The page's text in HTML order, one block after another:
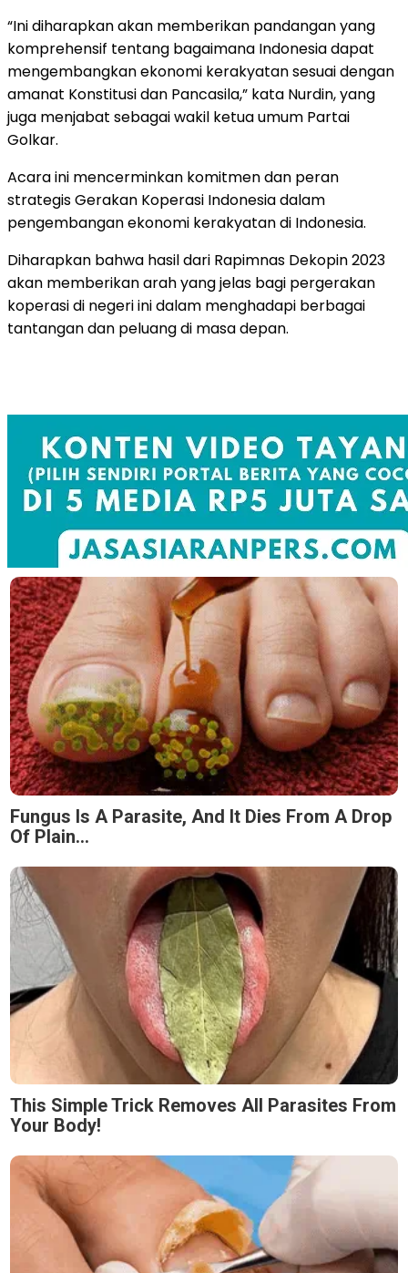
“Ini diharapkan akan memberikan pandangan yang
komprehensif tentang bagaimana Indonesia dapat
mengembangkan ekonomi kerakyatan sesuai dengan
amanat Konstitusi dan Pancasila,” kata Nurdin, yang
juga menjabat sebagai wakil ketua umum Partai
Golkar.
Acara ini mencerminkan komitmen dan peran
strategis Gerakan Koperasi Indonesia dalam
pengembangan ekonomi kerakyatan di Indonesia.
Diharapkan bahwa hasil dari Rapimnas Dekopin 2023
akan memberikan arah yang jelas bagi pergerakan
koperasi di negeri ini dalam menghadapi berbagai
tantangan dan peluang di masa depan.
Fungus Is A Parasite, And It Dies From A Drop
Of Plain...
This Simple Trick Removes All Parasites From
Your Body!